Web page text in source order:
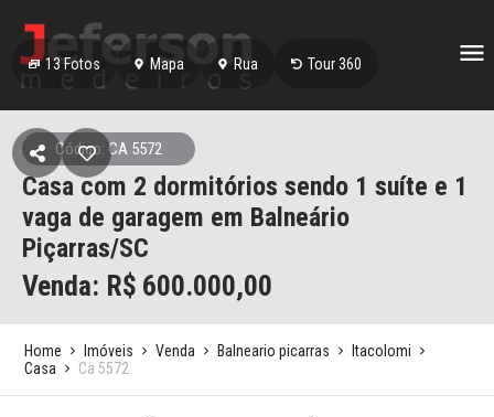
13 Fotos Mapa Rua Tour 360
Código: CA 5572
Casa com 2 dormitórios sendo 1 suíte e 1
vaga de garagem em Balneário
Piçarras/SC
Venda: R$ 600.000,00
Home Imóveis Venda Balneario picarras
Itacolomi
Casa
Ca 5572